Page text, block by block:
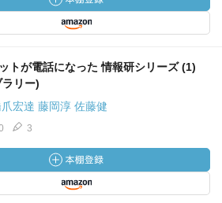
トが電話になった 情報研シリーズ (1)
リー)
宏達 藤岡淳 佐藤健
3